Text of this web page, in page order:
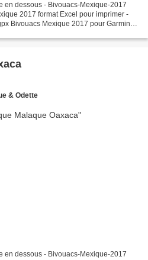
Mexique-2017
2017 format Excel pour imprimer -
Bivouacs Mexique 2017 pour Garmin, à
& Odette
Mexique-2017